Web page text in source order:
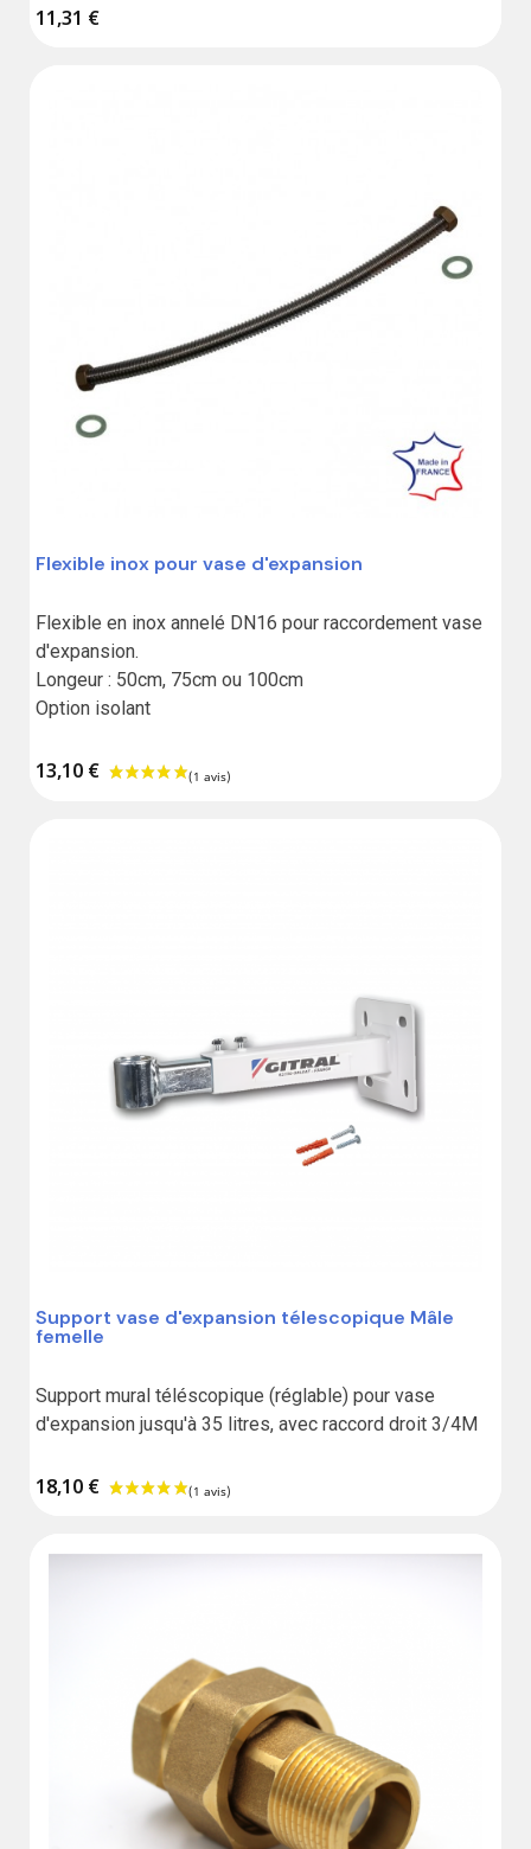
11,31 €
Flexible inox pour vase d'expansion
Flexible en inox annelé DN16 pour raccordement vase
d'expansion.
Longeur : 50cm, 75cm ou 100cm
Option isolant
13,10 €
Support vase d'expansion télescopique Mâle
femelle
Support mural téléscopique (réglable) pour vase
d'expansion jusqu'à 35 litres, avec raccord droit 3/4M
18,10 €